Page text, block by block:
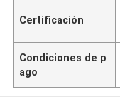
Certificación
Condiciones de p
ago